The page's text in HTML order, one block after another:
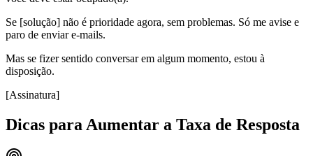
Se [solução] não é prioridade agora, sem problemas. Só me avise e
paro de enviar e-mails.
Mas se fizer sentido conversar em algum momento, estou à
disposição.
[Assinatura]
Dicas para Aumentar a Taxa de Resposta